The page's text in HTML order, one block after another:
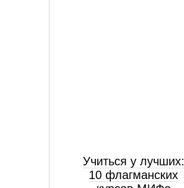
Учиться у лучших:
10 флагманских